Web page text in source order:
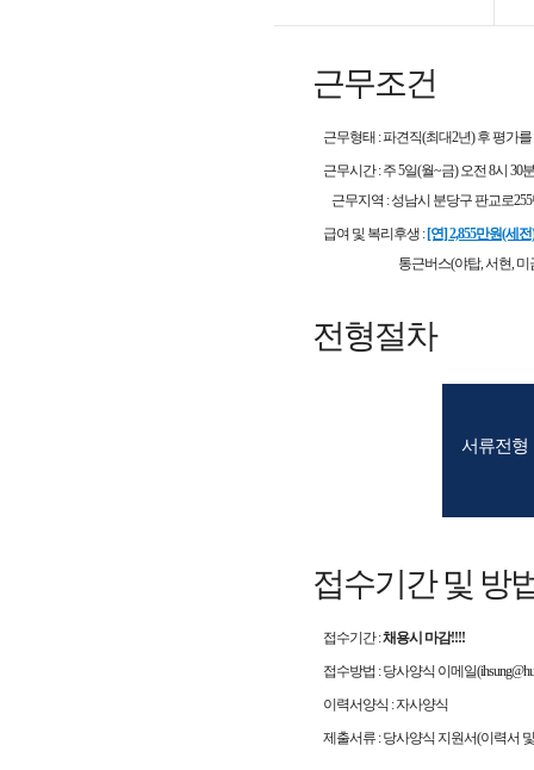
근무조건
근무형태 :파견직(최대2년) 후 평가
근무시간:주 5일(월~금) 오전 8시 30
근무지역 : 성남시 분당구 판교로255
급여 및 복리후생 : [연] 2,855만원(세전)
통근버스(야탑, 서현, 미금,
전형절차
서류전형
접수기간 및 방
접수기간:채용시 마감!!!!
접수방법 : 당사양식 이메일(
이력서양식 :자사양식
제출서류 :당사양식 지원서(이력서